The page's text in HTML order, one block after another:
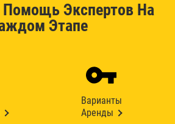
Помощь Экспертов На
Этапе
Варианты
Аренды